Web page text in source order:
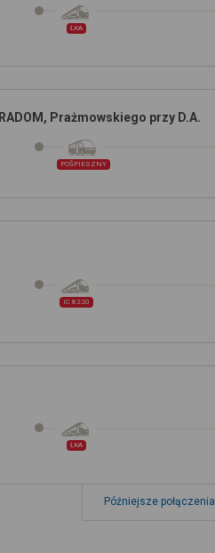
ŁKA
RADOM, Prażmowskiego przy D.A.
POŚPIESZNY
IC 8220
ŁKA
Późniejsze połączenia